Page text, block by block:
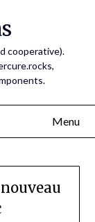
cooperative).
Menu